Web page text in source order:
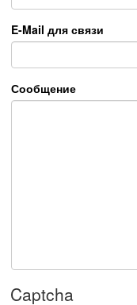
E-Mail для связи
Сообщение
Captcha